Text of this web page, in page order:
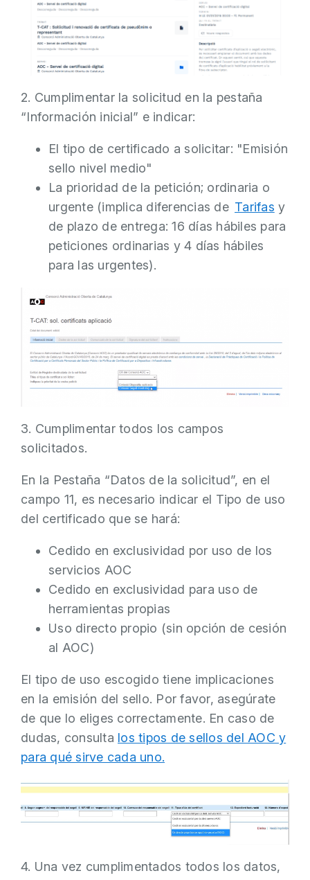
2. Cumplimentar la solicitud en la pestaña
“Información inicial” e indicar:
El tipo de certificado a solicitar: "Emisión
sello nivel medio"
La prioridad de la petición; ordinaria o
urgente (implica diferencias de Tarifas y
de plazo de entrega: 16 días hábiles para
peticiones ordinarias y 4 días hábiles
para las urgentes).
3. Cumplimentar todos los campos
solicitados.
En la Pestaña “Datos de la solicitud”, en el
campo 11, es necesario indicar el Tipo de uso
del certificado que se hará:
Cedido en exclusividad por uso de los
servicios AOC
Cedido en exclusividad para uso de
herramientas propias
Uso directo propio (sin opción de cesión
al AOC)
El tipo de uso escogido tiene implicaciones
en la emisión del sello. Por favor, asegúrate
de que lo eliges correctamente. En caso de
dudas, consulta los tipos de sellos del AOC y
para qué sirve cada uno.
4. Una vez cumplimentados todos los datos,